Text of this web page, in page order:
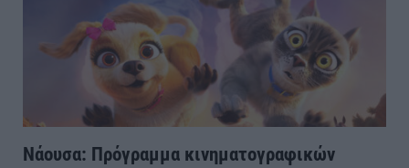
Νάουσα: Πρόγραμμα κινηματογραφικών